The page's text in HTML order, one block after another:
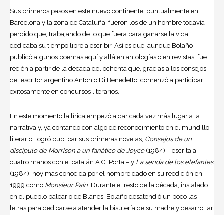
Sus primeros pasos en este nuevo continente, puntualmente en
Barcelona y la zona de Cataluña, fueron los de un hombre todavía
perdido que, trabajando de lo que fuera para ganarse la vida,
dedicaba su tiempo libre a escribir. Así es que, aunque Bolaño
publicó algunos poemas aquí y allá en antologías o en revistas, fue
recién a partir de la década del ochenta que, gracias a los consejos
del escritor argentino Antonio Di Benedetto, comenzó a participar
exitosamente en concursos literarios.
En este momento la lírica empezó a dar cada vez más lugar a la
narrativa y, ya contando con algo de reconocimiento en el mundillo
literario, logró publicar sus primeras novelas, Consejos de un
discípulo de Morrison a un fanático de Joyce(1984) – escrita a
cuatro manos con el catalán A.G. Porta – y La senda de los elefantes
(1984), hoy más conocida por el nombre dado en su reedición en
1999 como Monsieur Pain . Durante el resto de la década, instalado
en el pueblo baleario de Blanes, Bolaño desatendió un poco las
letras para dedicarse a atender la bisutería de su madre y desarrollar